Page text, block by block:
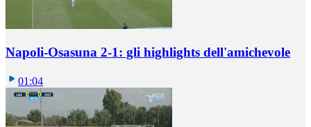
Napoli-Osasuna 2-1: gli highlights dell'amichevole
01:04